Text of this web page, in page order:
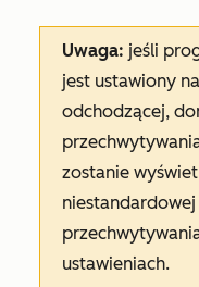
Uwaga: jeśli
jest ustawiony
odchodzącej,
zostanie
niestandardowej
ustawieniach.